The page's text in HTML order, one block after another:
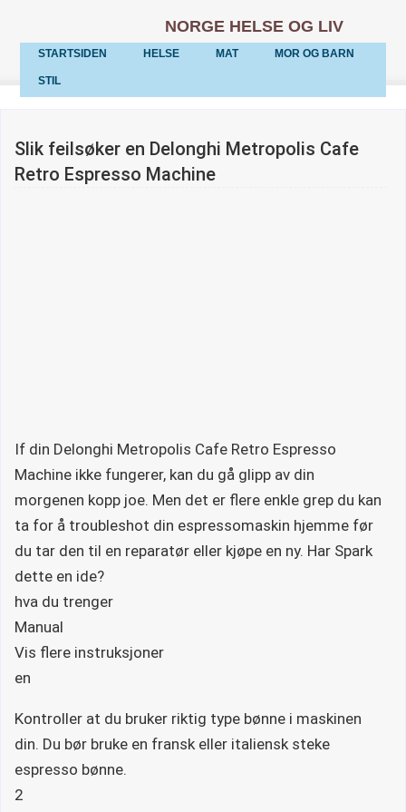
NORGE HELSE OG LIV
STARTSIDEN HELSE MAT MOR OG BARN
STIL
Slik feilsøker en Delonghi Metropolis Cafe
Retro Espresso Machine
If din Delonghi Metropolis Cafe Retro Espresso
Machine ikke fungerer, kan du gå glipp av din
morgenen kopp joe. Men det er flere enkle grep du kan
ta for å troubleshot din espressomaskin hjemme før
du tar den til en reparatør eller kjøpe en ny. Har Spark
dette en ide?
hva du trenger
Manual
Vis flere instruksjoner
en
Kontroller at du bruker riktig type bønne i maskinen
din. Du bør bruke en fransk eller italiensk steke
espresso bønne.
2